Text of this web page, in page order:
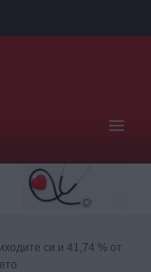
си и 41,74 % от